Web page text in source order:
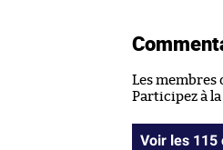
Les membres
Participez à